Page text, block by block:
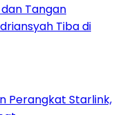
Tangan
Tiba di
Perangkat Starlink,